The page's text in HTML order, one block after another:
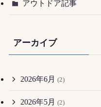
アウトドア記事
アーカイブ
2026年6月 (2)
2026年5月 (2)